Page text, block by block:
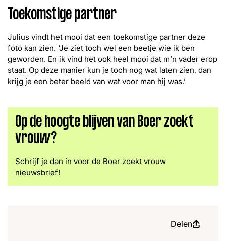
Toekomstige partner
Julius vindt het mooi dat een toekomstige partner deze
foto kan zien. ‘Je ziet toch wel een beetje wie ik ben
geworden. En ik vind het ook heel mooi dat m’n vader erop
staat. Op deze manier kun je toch nog wat laten zien, dan
krijg je een beter beeld van wat voor man hij was.’
Op de hoogte blijven van Boer zoekt
vrouw?
Schrijf je dan in voor de Boer zoekt vrouw
nieuwsbrief!
Delen